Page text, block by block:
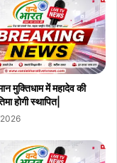
मुक्तिधाम में महादेव की
होगी स्थापित|